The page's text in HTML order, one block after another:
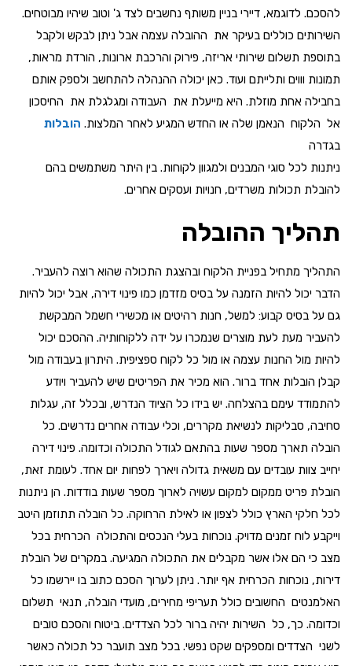
להסכם. לדוגמא, דיירי בניין משותף נחשבים לצד ג' וטוב שיהיו מבוטחים.
השירותים כוללים בעיקר את ההובלה עצמה אבל ניתן לבקש ולקבל
בתוספת תשלום שירותי אריזה, פירוק והרכבת ארונות, הורדת מראות,
תמונות וווים ותלייתם ועוד. כאן יכולה ההנהלה להתחשב ולספק אותם
בחבילה אחת מוזלת. היא מייעלת את העבודה ומגלגלת את החיסכון
אל הלקוח הנאמן שלה או החדש המגיע לאחר המלצות. הובלות
בגדרה
ניתנות לכל סוגי המבנים ולמגוון לקוחות. בין היתר משתמשים בהם
להובלת תכולות משרדים, חנויות ועסקים אחרים.
תהליך ההובלה
התהליך מתחיל בפניית הלקוח ובהצגת התכולה שהוא רוצה להעביר.
הדבר יכול להיות הזמנה על בסיס מזדמן כמו פינוי דירה, אבל יכול להיות
גם על בסיס קבוע: למשל, חנות רהיטים או מכשירי חשמל המבקשת
להעביר מעת לעת מוצרים שנמכרו על ידה ללקוחותיה. ההסכם יכול
להיות מול החנות עצמה או מול כל לקוח ספציפית. היתרון בעבודה מול
קבלן הובלות אחד ברור. הוא מכיר את הפריטים שיש להעביר ויודע
להתמודד עימם בהצלחה. יש בידו כל הציוד הנדרש, ובכלל זה, עגלות
סחיבה, סבליקות לנשיאת מקררים, וכלי עבודה אחרים נדרשים. כל
הובלה תארך מספר שעות בהתאם לגודל התכולה וכדומה. פינוי דירה
יחייב צוות עובדים עם משאית גדולה ויארך לפחות יום אחד. לעומת זאת,
הובלת פריט ממקום למקום עשויה לארוך מספר שעות בודדות. הן ניתנות
לכל חלקי הארץ כולל לצפון או לאילת הרחוקה. כל הובלה תתוזמן היטב
וייקבע לוח זמנים מדויק. נוכחות בעלי הנכסים והתכולה הכרחית בכל
מצב כי הם אלו אשר מקבלים את התכולה המגיעה. במקרים של הובלת
דירות, נוכחות הכרחית אף יותר. ניתן לערוך הסכם כתוב בו יירשמו כל
האלמנטים החשובים כולל תעריפי מחירים, מועדי הובלה, תנאי תשלום
וכדומה. כך, כל השירות יהיה ברור לכל הצדדים. ביטוח והסכם טובים
לשני הצדדים ומספקים שקט נפשי. בכל מצב תועבר כל תכולה כאשר